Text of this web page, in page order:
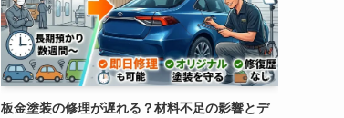
板金塗装の修理が遅れる？材料不足の影響とデ